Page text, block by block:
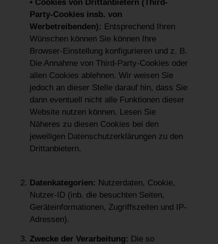
• Cookies von Drittanbietern (Third-
Party-Cookies insb. von
Werbetreibenden): Entsprechend Ihren
Wünschen können Sie können Ihre
Browser-Einstellung konfigurieren und z. B.
Die Annahme von Third-Party-Cookies oder
allen Cookies ablehnen. Wir weisen Sie
jedoch an dieser Stelle darauf hin, dass Sie
dann eventuell nicht alle Funktionen dieser
Website nutzen können. Lesen Sie
Näheres zu diesen Cookies bei den
jeweiligen Datenschutzerklärungen zu den
Drittanbietern.
Datenkategorien: Nutzerdaten, Cookie,
Nutzer-ID (inb. die besuchten Seiten,
Geräteinformationen, Zugriffszeiten und IP-
Adressen).
Zwecke der Verarbeitung: Die so